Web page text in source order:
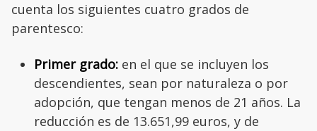
cuenta los siguientes cuatro grados de
parentesco:
Primer grado: en el que se incluyen los
descendientes, sean por naturaleza o por
adopción, que tengan menos de 21 años. La
reducción es de 13.651,99 euros, y de